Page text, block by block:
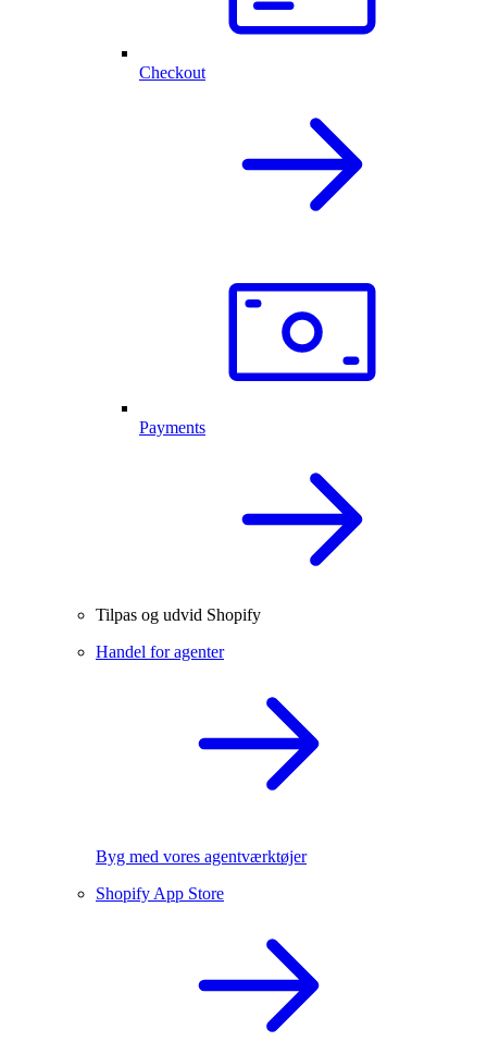
Checkout
Payments
Tilpas og udvid Shopify
Handel for agenter
Byg med vores agentværktøjer
Shopify App Store